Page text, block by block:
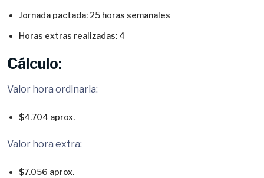
Jornada pactada: 25 horas semanales
Horas extras realizadas: 4
Cálculo:
Valor hora ordinaria:
$4.704 aprox.
Valor hora extra:
$7.056 aprox.